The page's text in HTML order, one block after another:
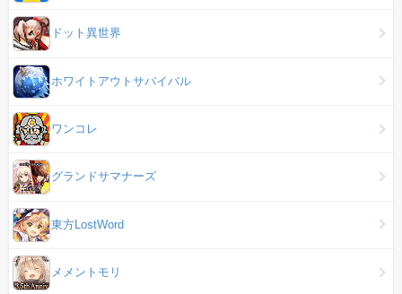
ドット異世界
ホワイトアウトサバイバル
ワンコレ
グランドサマナーズ
東方LostWord
メメントモリ